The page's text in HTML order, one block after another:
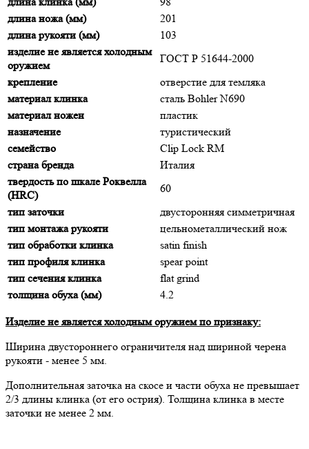
длина ножа (мм)
201
длина рукояти (мм)
103
изделие не является холодным
оружием
ГОСТ Р 51644-2000
крепление
отверстие для темляка
материал клинка
сталь Bohler N690
материал ножен
пластик
назначение
туристический
семейство
Clip Lock RM
страна бренда
Италия
твердость по шкале Роквелла
(HRC)
60
тип заточки
двусторонняя симметричная
тип монтажа рукояти
цельнометаллический нож
тип обработки клинка
satin finish
тип профиля клинка
spear point
тип сечения клинка
flat grind
толщина обуха (мм)
4.2
Изделие не является холодным оружием по признаку:
Ширина двустороннего ограничителя над шириной черена
рукояти - менее 5 мм.
Дополнительная заточка на скосе и части обуха не превышает
2/3 длины клинка (от его острия). Толщина клинка в месте
заточки не менее 2 мм.